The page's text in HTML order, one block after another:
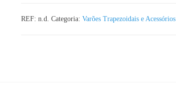
REF: n.d. Categoria: Varões Trapezoidais e Acessórios